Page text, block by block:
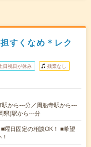
すくなめ＊レク
日祝日が休み 残業なし
から---分／周船寺駅から---
県)駅から---分
曜日固定の相談OK！ ■希望